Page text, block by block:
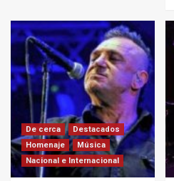
De cerca
Destacados
Homenaje
Música
Nacional e Internacional